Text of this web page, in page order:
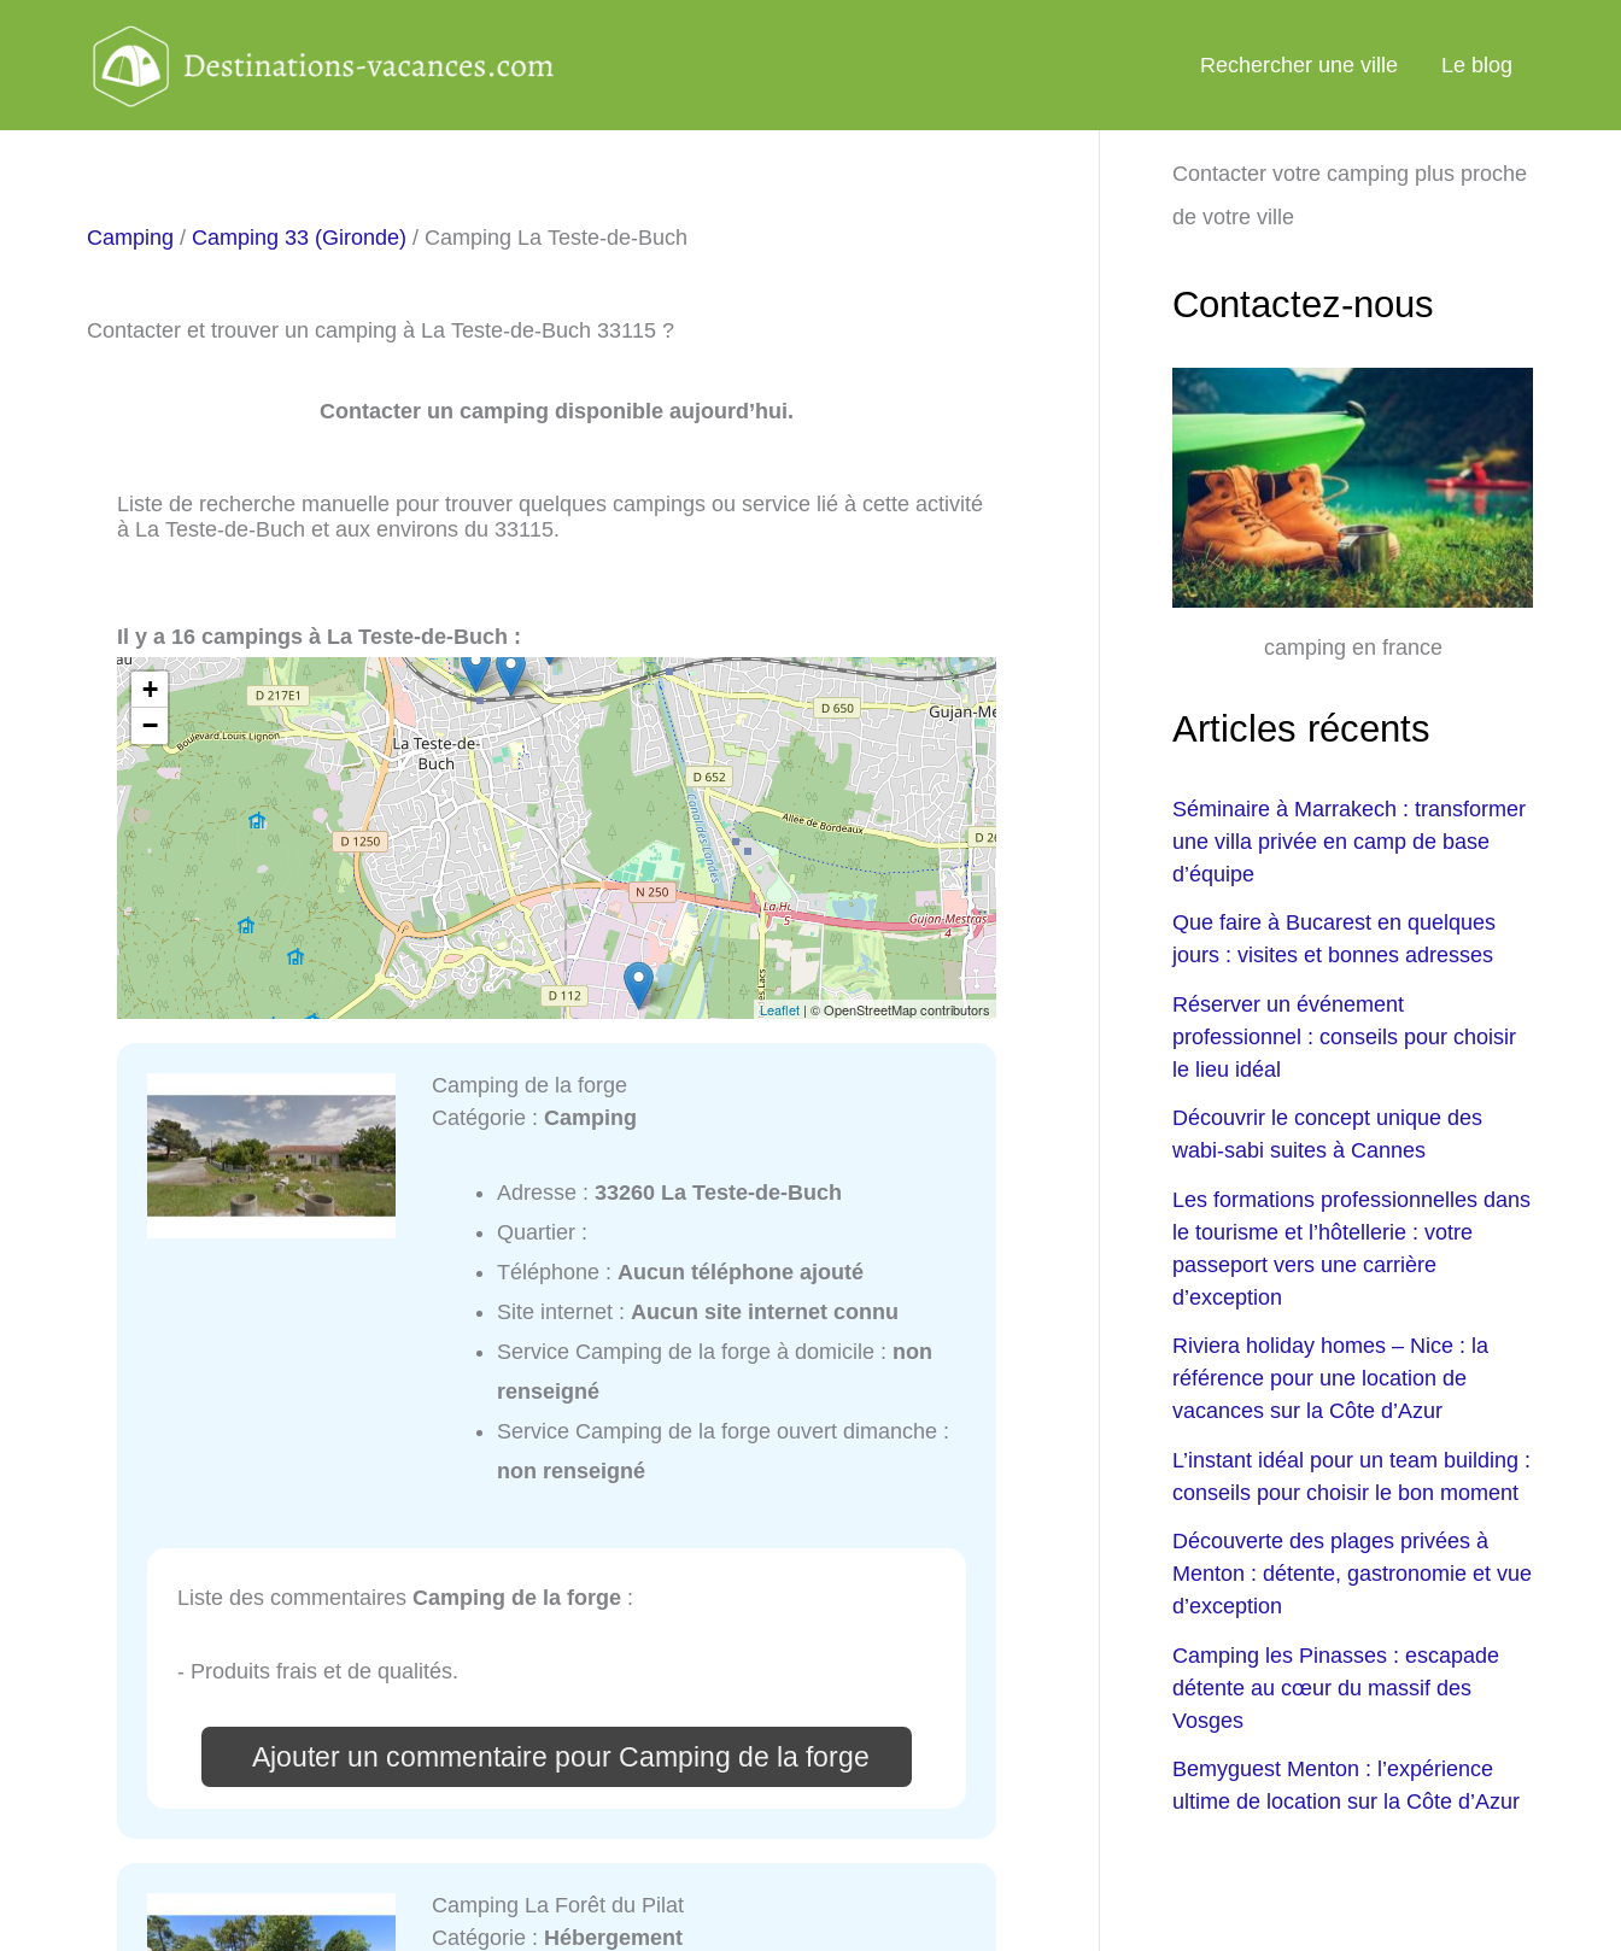
Rechercher une ville Le blog
Camping / Camping 33 (Gironde) / Camping La Teste-de-Buch
Contacter et trouver un camping à La Teste-de-Buch 33115 ?
Contacter un camping disponible aujourd’hui.
Liste de recherche manuelle pour trouver quelques campings ou service lié à cette activité
à La Teste-de-Buch et aux environs du 33115.
Il y a 16 campings à La Teste-de-Buch :
+
−
Leaflet | © OpenStreetMap contributors
Camping de la forge
Catégorie :Camping
Adresse :33260 La Teste-de-Buch
Quartier :
Téléphone : Aucun téléphone ajouté
Site internet : Aucun site internet connu
Service Camping de la forge à domicile : non
renseigné
Service Camping de la forge ouvert dimanche :
non renseigné
Liste des commentaires Camping de la forge :
- Produits frais et de qualités.
Ajouter un commentaire pour Camping de la forge
Camping La Forêt du Pilat
Catégorie : Hébergement
Contacter votre camping plus proche
de votre ville
Contactez-nous
camping en france
Articles récents
Séminaire à Marrakech : transformer
une villa privée en camp de base
d’équipe
Que faire à Bucarest en quelques
jours : visites et bonnes adresses
Réserver un événement
professionnel : conseils pour choisir
le lieu idéal
Découvrir le concept unique des
wabi-sabi suites à Cannes
Les formations professionnelles dans
le tourisme et l’hôtellerie : votre
passeport vers une carrière
d’exception
Riviera holiday homes – Nice : la
référence pour une location de
vacances sur la Côte d’Azur
L’instant idéal pour un team building :
conseils pour choisir le bon moment
Découverte des plages privées à
Menton : détente, gastronomie et vue
d’exception
Camping les Pinasses : escapade
détente au cœur du massif des
Vosges
Bemyguest Menton : l’expérience
ultime de location sur la Côte d’Azur